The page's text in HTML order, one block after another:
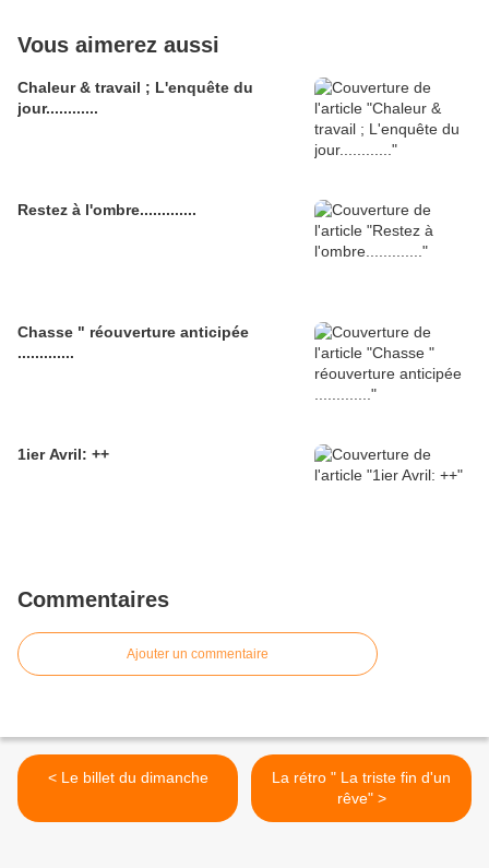
Vous aimerez aussi
Chaleur & travail ; L'enquête du
jour............
Restez à l'ombre.............
Chasse " réouverture anticipée
.............
1ier Avril: ++
Commentaires
Ajouter un commentaire
< Le billet du dimanche
La rétro " La triste fin d'un
rêve" >